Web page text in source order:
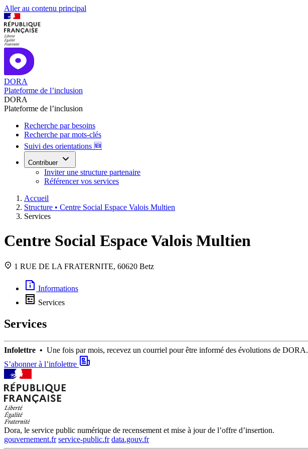
Aller au contenu principal
DORA
Plateforme de l’inclusion
DORA
Plateforme de l’inclusion
Recherche par besoins
Recherche par mots-clés
Suivi des orientations 🆕
Contribuer
Inviter une structure partenaire
Référencer vos services
Accueil
Structure • Centre Social Espace Valois Multien
Services
Centre Social Espace Valois Multien
1 RUE DE LA FRATERNITE, 60620 Betz
Informations
Services
Services
Infolettre • Une fois par mois, recevez un courriel pour être informé des évolutions de DORA.
S’abonner à l’infolettre
Dora, le service public numérique de recensement et mise à jour de l’offre d’insertion.
gouvernement.fr service-public.fr data.gouv.fr